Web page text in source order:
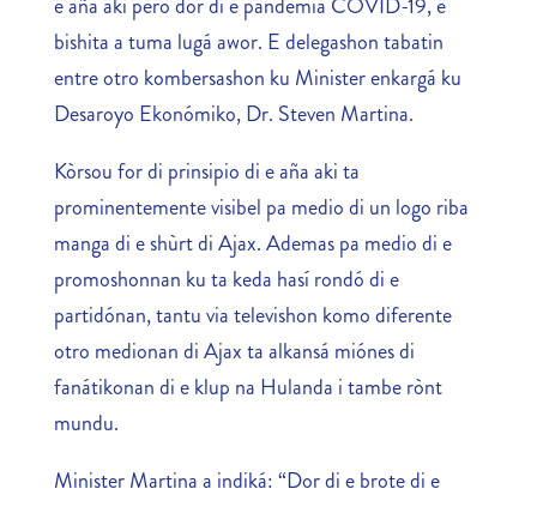
bishita a tuma lugá awor. E delegashon tabatin
entre otro kombersashon ku Minister enkargá ku
Desaroyo Ekonómiko, Dr. Steven Martina.
Kòrsou for di prinsipio di e aña aki ta
prominentemente visibel pa medio di un logo riba
manga di e shùrt di Ajax. Ademas pa medio di e
promoshonnan ku ta keda hasí rondó di e
partidónan, tantu via televishon komo diferente
otro medionan di Ajax ta alkansá miónes di
fanátikonan di e klup na Hulanda i tambe rònt
mundu.
Minister Martina a indiká: “Dor di e brote di e